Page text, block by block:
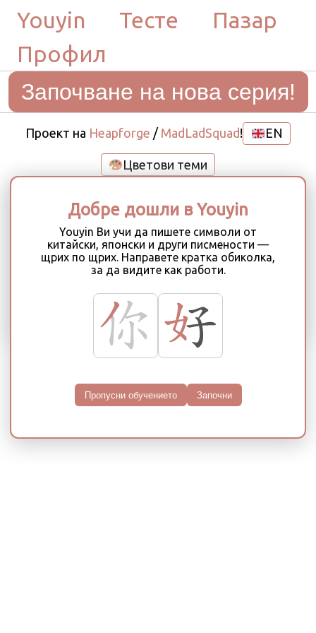
Youyin Тесте
Пазар
Профил
Започване на нова серия!
Проект на Heapforge / MadLadSquad! EN
Цветови теми
Добре дошли в Youyin
Youyin Ви учи да пишете символи от
китайски, японски и други писмености —
щрих по щрих. Направете кратка обиколка,
за да видите как работи.
Пропусни обучението Започни
Изтегляне на нужните
символи
Предварително изтегляне на данни за
работа офлайн. Това се случва само веднъж.